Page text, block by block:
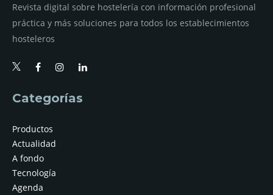
Revista digital sobre hostelería con información profesional
práctica y más soluciones para todos los establecimientos
hosteleros
Categorías
Productos
Actualidad
A fondo
Tecnología
Agenda